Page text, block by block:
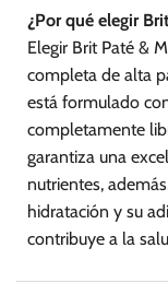
¿Por qué elegir
Elegir Brit Paté &
completa de alta
está formulado
completamente
garantiza una
nutrientes,
hidratación y su
contribuye a la